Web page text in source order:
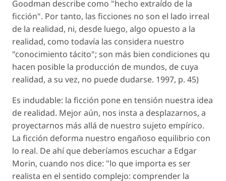
Goodman describe como "hecho extraído de la
ficción". Por tanto, las ficciones no son el lado irreal
de la realidad, ni, desde luego, algo opuesto a la
realidad, como todavía las considera nuestro
"conocimiento tácito"; son más bien condiciones qu
hacen posible la producción de mundos, de cuya
realidad, a su vez, no puede dudarse. 1997, p. 45)
Es indudable: la ficción pone en tensión nuestra idea
de realidad. Mejor aún, nos insta a desplazarnos, a
proyectarnos más allá de nuestro sujeto empírico.
La ficción deforma nuestro engañoso equilibrio con
lo real. De ahí que deberíamos escuchar a Edgar
Morin, cuando nos dice: "lo que importa es ser
realista en el sentido complejo: comprender la